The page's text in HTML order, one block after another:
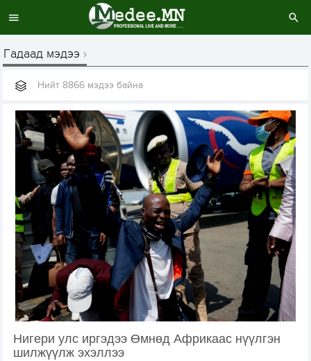
Гадаад мэдээ
Нийт 8866 мэдээ байна
Нигери улс иргэдээ Өмнөд Африкаас нүүлгэн
шилжүүлж эхэллээ